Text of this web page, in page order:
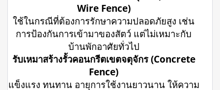
Wire Fence)
ใช้ในกรณีที่ต้องการรักษาความปลอดภัยสูง เช่น
การป้องกันการเข้ามาของสัตว์ แต่ไม่เหมาะกับ
บ้านพักอาศัยทั่วไป
รับเหมาสร้างรั้วคอนกรีตเขตจตุจักร (Concrete
Fence)
แข็งแรง ทนทาน อายุการใช้งานยาวนาน ให้ความ